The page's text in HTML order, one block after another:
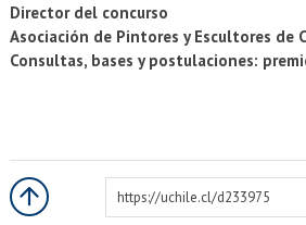
Director del concurso
Asociación de Pintores y Escultores de
Consultas, bases y postulaciones:
https://uchile.cl/d233975